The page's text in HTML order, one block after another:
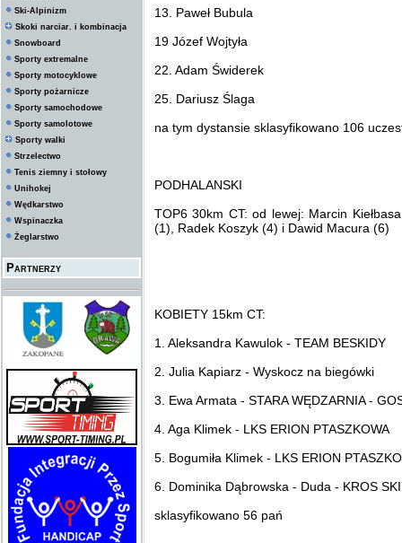
Ski-Alpinizm
Skoki narciar. i kombinacja
Snowboard
Sporty extremalne
Sporty motocyklowe
Sporty pożarnicze
Sporty samochodowe
Sporty samolotowe
Sporty walki
Strzelectwo
Tenis ziemny i stołowy
Unihokej
Wędkarstwo
Wspinaczka
Żeglarstwo
Partnerzy
13. Paweł Bubula
19 Józef Wojtyła
22. Adam Świderek
25. Dariusz Ślaga
na tym dystansie sklasyfikowano 106
PODHALANSKI
TOP6 30km CT: od lewej: Marcin
(1), Radek Koszyk (4) i Dawid Macura (6)
KOBIETY 15km CT:
1. Aleksandra Kawulok - TEAM BESKIDY
2. Julia Kapiarz - Wyskocz na biegówki
3. Ewa Armata - STARA WĘDZARNIA -
4. Aga Klimek - LKS ERION PTASZKOWA
5. Bogumiła Klimek - LKS ERION
6. Dominika Dąbrowska - Duda - KROS
sklasyfikowano 56 pań